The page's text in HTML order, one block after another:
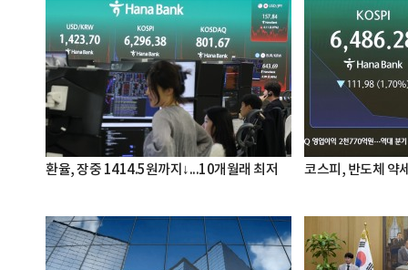
환율, 장중 1414.5원까지↓...10개월래 최저 코스피, 반도체 약